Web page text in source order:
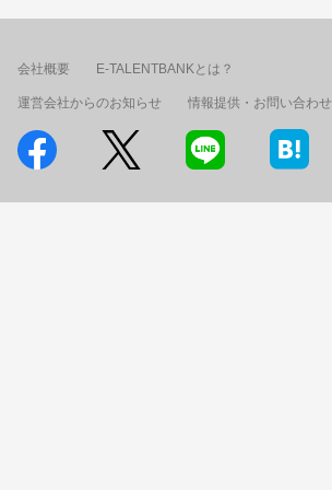
会社概要 E-TALENTBANKとは？
運営会社からのお知らせ 情報提供・お問い合わせ